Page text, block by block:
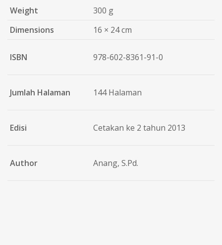
Weight
300 g
Dimensions
16 × 24 cm
ISBN 978-602-8361-91-0
Jumlah Halaman 144 Halaman
Edisi Cetakan ke 2 tahun 2013
Author Anang, S.Pd.